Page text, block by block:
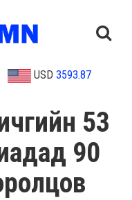
USD 3593.87
53
90